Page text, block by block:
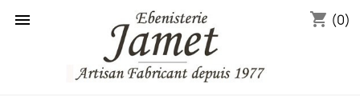
 shopping_cart (0)